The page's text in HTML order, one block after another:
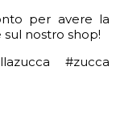
per avere la
nostro shop!
#zucca